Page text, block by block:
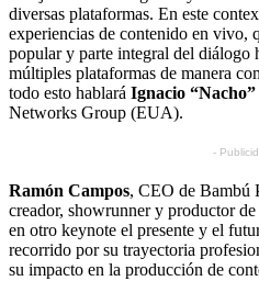
diversas plataformas. En este
experiencias de contenido en vivo,
popular y parte integral del diálogo
múltiples plataformas de manera
todo esto hablará Ignacio
Networks Group (EUA).
-
Ramón Campos, CEO de Bambú
creador, showrunner y productor
en otro keynote el presente y el
recorrido por su trayectoria
su impacto en la producción de